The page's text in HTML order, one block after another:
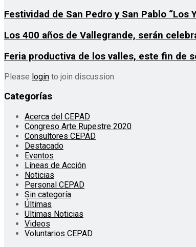
Festividad de San Pedro y San Pablo “Los
Los 400 años de Vallegrande, serán
Feria productiva de los valles, este fin de
Please login to join discussion
Categorías
Acerca del CEPAD
Congreso Arte Rupestre 2020
Consultores CEPAD
Destacado
Eventos
Líneas de Acción
Noticias
Personal CEPAD
Sin categoría
Últimas
Ultimas Noticias
Videos
Voluntarios CEPAD